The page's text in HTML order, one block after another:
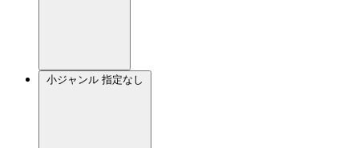
小ジャンル 指定なし